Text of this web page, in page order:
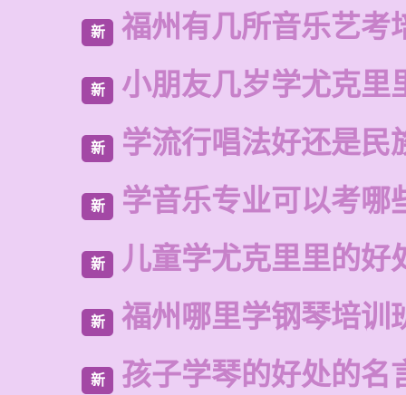
新 福州有几所音乐艺考
新 小朋友几岁学尤克里
新 学流行唱法好还是民
新 学音乐专业可以考哪
新 儿童学尤克里里的好
新 福州哪里学钢琴培训
新 孩子学琴的好处的名